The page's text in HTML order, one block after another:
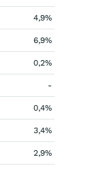
4,9%
6,9%
0,2%
-
0,4%
3,4%
2,9%